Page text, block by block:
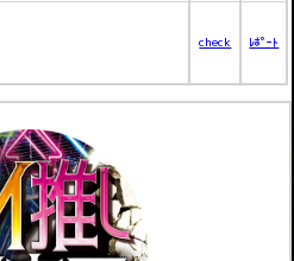
check ﾚﾎﾟｰﾄ